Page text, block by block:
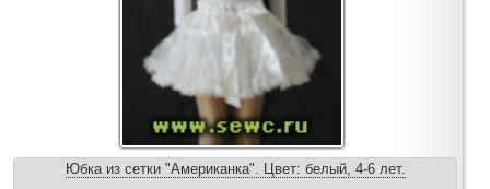
Юбка из сетки "Американка". Цвет: белый, 4-6 лет.